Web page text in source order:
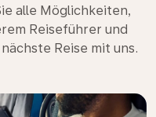
alle Möglichkeiten,
Reiseführer und
Reise mit uns.